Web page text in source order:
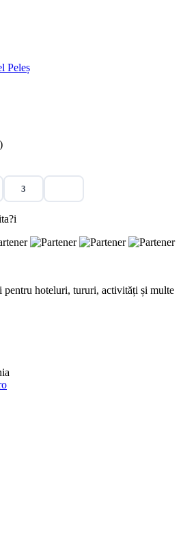
3
pentru hoteluri, tururi, activități și multe